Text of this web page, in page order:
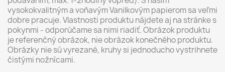
vysokokvalitným a voňavým Vanilkovým papierom sa veľmi
dobre pracuje. Vlastnosti produktu nájdete aj na stránke s
pokynmi - odporúčame sa nimi riadiť. Obrázok produktu
je referenčný obrázok, nie obrázok konečného produktu.
Obrázky nie sú vyrezané, kruhy si jednoducho vystrihnete
čistými nožnícami.